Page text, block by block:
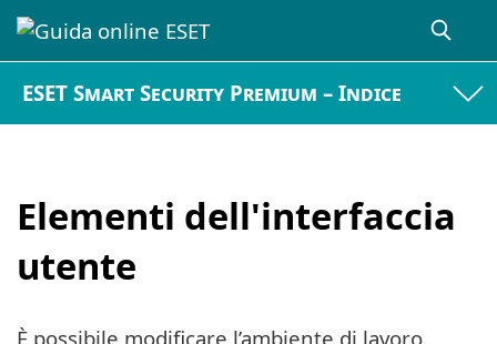
ESET Smart Security Premium – Indice
Elementi dell'interfaccia
utente
È possibile modificare l’ambiente di lavoro